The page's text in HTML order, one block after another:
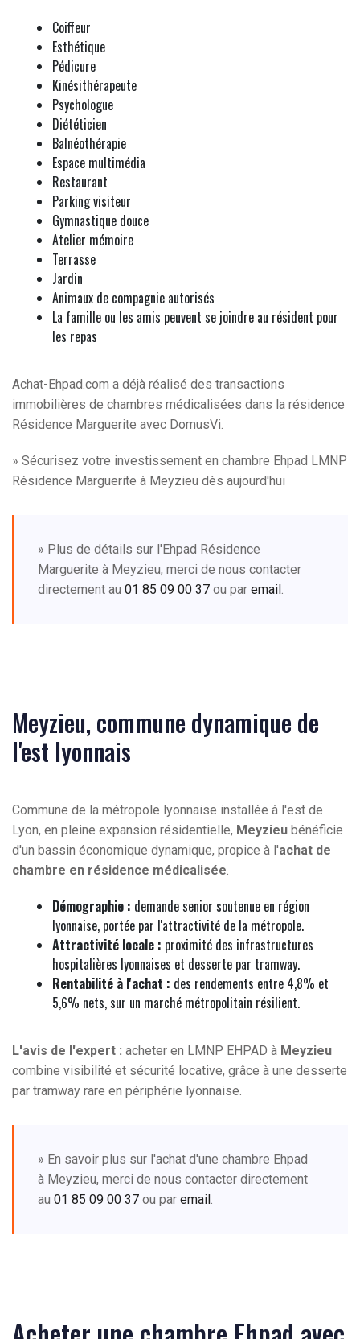
Coiffeur
Esthétique
Pédicure
Kinésithérapeute
Psychologue
Diététicien
Balnéothérapie
Espace multimédia
Restaurant
Parking visiteur
Gymnastique douce
Atelier mémoire
Terrasse
Jardin
Animaux de compagnie autorisés
La famille ou les amis peuvent se joindre au résident pour
les repas
Achat-Ehpad.com a déjà réalisé des transactions
immobilières de chambres médicalisées dans la résidence
Résidence Marguerite avec DomusVi.
» Sécurisez votre investissement en chambre Ehpad LMNP
Résidence Marguerite à Meyzieu dès aujourd'hui
» Plus de détails sur l'Ehpad Résidence
Marguerite à Meyzieu, merci de nous contacter
directement au 01 85 09 00 37 ou par email
Meyzieu, commune dynamique de
l'est lyonnais
Commune de la métropole lyonnaise installée à l'est de
Lyon, en pleine expansion résidentielle, Meyzieu bénéficie
d'un bassin économique dynamique, propice à l'achat de
chambre en résidence médicalisée
Démographie : demande senior soutenue en région
lyonnaise, portée par l'attractivité de la métropole.
Attractivité locale : proximité des infrastructures
hospitalières lyonnaises et desserte par tramway.
Rentabilité à l'achat : des rendements entre 4,8% et
5,6% nets, sur un marché métropolitain résilient.
L'avis de l'expert : acheter en LMNP EHPAD à Meyzieu
combine visibilité et sécurité locative, grâce à une desserte
par tramway rare en périphérie lyonnaise.
» En savoir plus sur l'achat d'une chambre Ehpad
à Meyzieu, merci de nous contacter directement
au 01 85 09 00 37 ou par email